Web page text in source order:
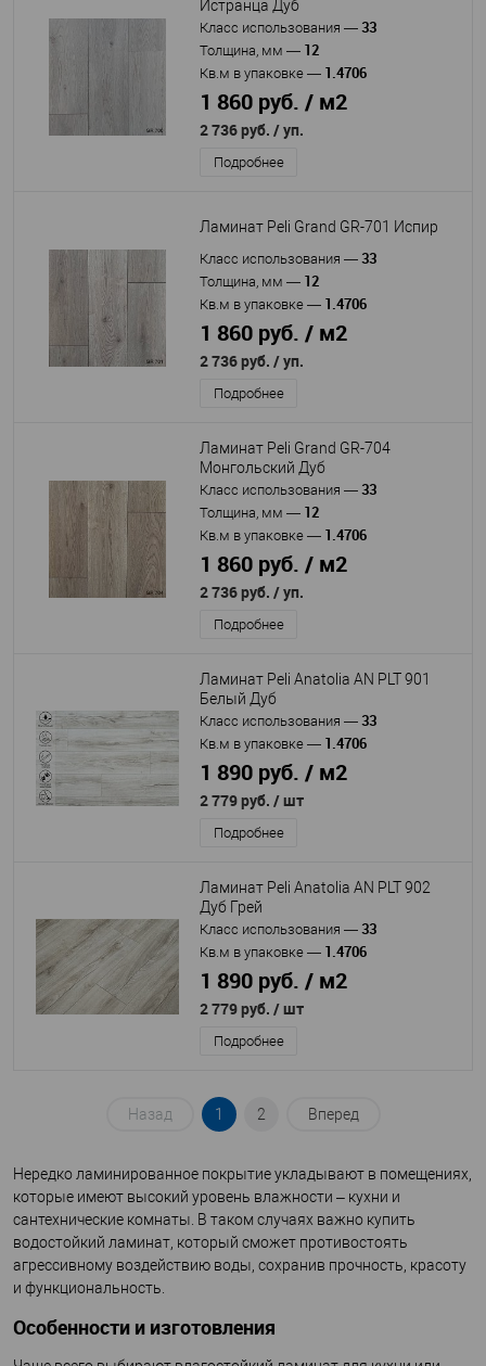
Истранца Дуб
Класс использования — 33
Толщина, мм — 12
Кв.м в упаковке — 1.4706
1 860 руб. / м2
2 736 руб. / уп.
Подробнее
Ламинат Peli Grand GR-701 Испир
Класс использования — 33
Толщина, мм — 12
Кв.м в упаковке — 1.4706
1 860 руб. / м2
2 736 руб. / уп.
Подробнее
Ламинат Peli Grand GR-704
Монгольский Дуб
Класс использования — 33
Толщина, мм — 12
Кв.м в упаковке — 1.4706
1 860 руб. / м2
2 736 руб. / уп.
Подробнее
Ламинат Peli Anatolia AN PLT 901
Белый Дуб
Класс использования — 33
Кв.м в упаковке — 1.4706
1 890 руб. / м2
2 779 руб. / шт
Подробнее
Ламинат Peli Anatolia AN PLT 902
Дуб Грей
Класс использования — 33
Кв.м в упаковке — 1.4706
1 890 руб. / м2
2 779 руб. / шт
Подробнее
Назад 1 2 Вперед
Нередко ламинированное покрытие укладывают в помещениях,
которые имеют высокий уровень влажности – кухни и
сантехнические комнаты. В таком случаях важно купить
водостойкий ламинат, который сможет противостоять
агрессивному воздействию воды, сохранив прочность, красоту
и функциональность.
Особенности и изготовления